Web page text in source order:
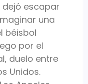
dejó escapar
una
béisbol
por el
duelo entre
Unidos.